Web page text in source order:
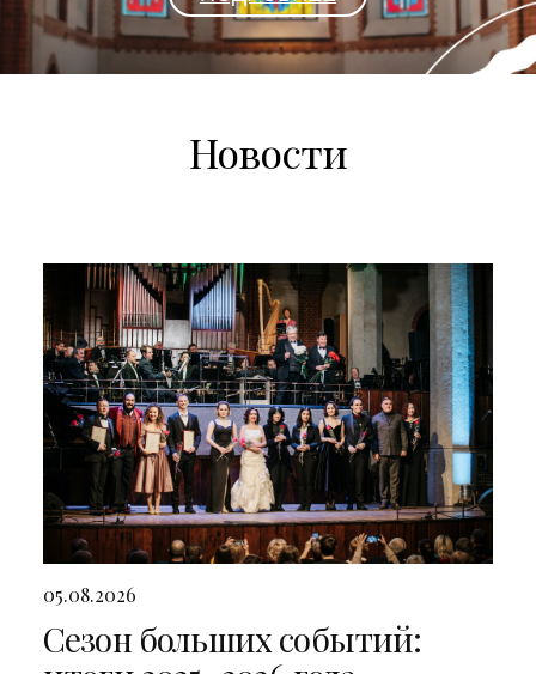
Новости
05.08.2026
Сезон больших событий: